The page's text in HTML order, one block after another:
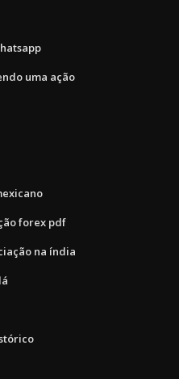
uma ação
forex pdf
na índia